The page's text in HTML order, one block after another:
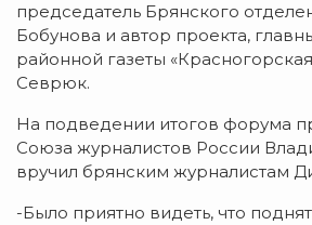
председатель Брянского
Бобунова и автор проекта,
районной газеты
Севрюк.
На подведении итогов форума
Союза журналистов России
вручил брянским журналистам
-Было приятно видеть, что